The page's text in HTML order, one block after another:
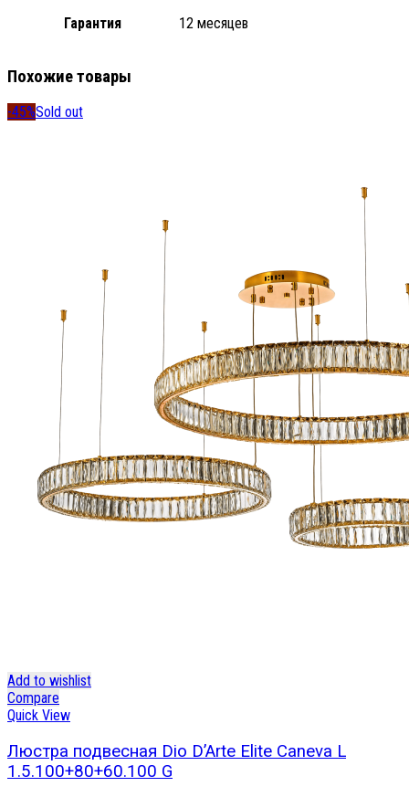
Гарантия 12 месяцев
Похожие товары
-45%Sold out
Add to wishlist
Compare
Quick View
Люстра подвесная Dio D’Arte Elite Caneva L
1.5.100+80+60.100 G